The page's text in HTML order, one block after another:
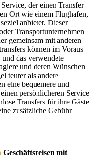
der einen Transfer
Ort wie einem Flughafen,
anbietet. Dieser
Transportunternehmen
gemeinsam mit anderen
können im Voraus
das verwendete
und deren Wünschen
teurer als andere
eine bequemere und
persönlicheren Service
Transfers für ihre Gäste
zusätzliche Gebühr
Geschäftsreisen mit